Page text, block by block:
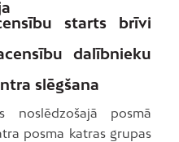
starts brīvi
dalībnieku
slēgšana
noslēdzošajā posmā
posma katras grupas